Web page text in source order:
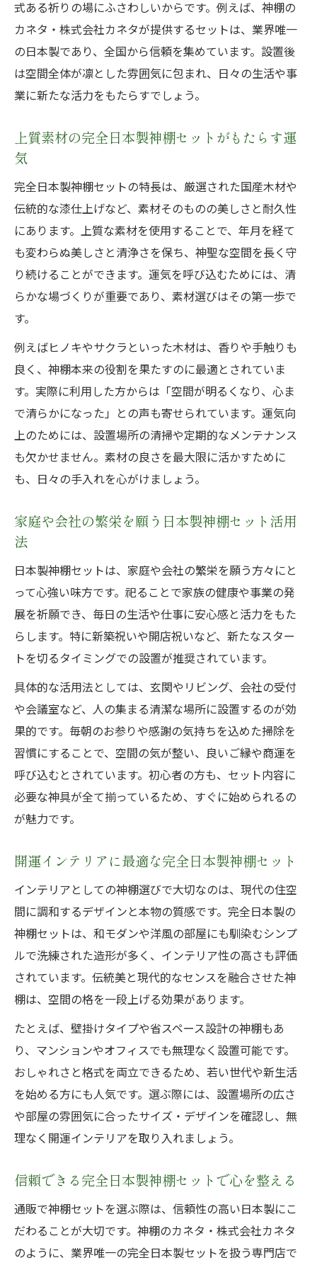
式ある祈りの場にふさわしいからです。例えば、神棚の
カネタ・株式会社カネタが提供するセットは、業界唯一
の日本製であり、全国から信頼を集めています。設置後
は空間全体が凛とした雰囲気に包まれ、日々の生活や事
業に新たな活力をもたらすでしょう。
上質素材の完全日本製神棚セットがもたらす運
気
完全日本製神棚セットの特長は、厳選された国産木材や
伝統的な漆仕上げなど、素材そのものの美しさと耐久性
にあります。上質な素材を使用することで、年月を経て
も変わらぬ美しさと清浄さを保ち、神聖な空間を長く守
り続けることができます。運気を呼び込むためには、清
らかな場づくりが重要であり、素材選びはその第一歩で
す。
例えばヒノキやサクラといった木材は、香りや手触りも
良く、神棚本来の役割を果たすのに最適とされていま
す。実際に利用した方からは「空間が明るくなり、心ま
で清らかになった」との声も寄せられています。運気向
上のためには、設置場所の清掃や定期的なメンテナンス
も欠かせません。素材の良さを最大限に活かすために
も、日々の手入れを心がけましょう。
家庭や会社の繁栄を願う日本製神棚セット活用
法
日本製神棚セットは、家庭や会社の繁栄を願う方々にと
って心強い味方です。祀ることで家族の健康や事業の発
展を祈願でき、毎日の生活や仕事に安心感と活力をもた
らします。特に新築祝いや開店祝いなど、新たなスター
トを切るタイミングでの設置が推奨されています。
具体的な活用法としては、玄関やリビング、会社の受付
や会議室など、人の集まる清潔な場所に設置するのが効
果的です。毎朝のお参りや感謝の気持ちを込めた掃除を
習慣にすることで、空間の気が整い、良いご縁や商運を
呼び込むとされています。初心者の方も、セット内容に
必要な神具が全て揃っているため、すぐに始められるの
が魅力です。
開運インテリアに最適な完全日本製神棚セット
インテリアとしての神棚選びで大切なのは、現代の住空
間に調和するデザインと本物の質感です。完全日本製の
神棚セットは、和モダンや洋風の部屋にも馴染むシンプ
ルで洗練された造形が多く、インテリア性の高さも評価
されています。伝統美と現代的なセンスを融合させた神
棚は、空間の格を一段上げる効果があります。
たとえば、壁掛けタイプや省スペース設計の神棚もあ
り、マンションやオフィスでも無理なく設置可能です。
おしゃれさと格式を両立できるため、若い世代や新生活
を始める方にも人気です。選ぶ際には、設置場所の広さ
や部屋の雰囲気に合ったサイズ・デザインを確認し、無
理なく開運インテリアを取り入れましょう。
信頼できる完全日本製神棚セットで心を整える
通販で神棚セットを選ぶ際は、信頼性の高い日本製にこ
だわることが大切です。神棚のカネタ・株式会社カネタ
のように、業界唯一の完全日本製セットを扱う専門店で